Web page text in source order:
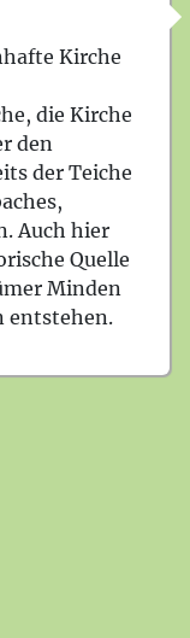
Kirche
die Kirche
den
der Teiche
Auch hier
Quelle
Minden
entstehen.